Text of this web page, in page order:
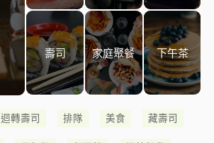
壽司 家庭聚餐 下午茶
迴轉壽司 排隊 美食 藏壽司